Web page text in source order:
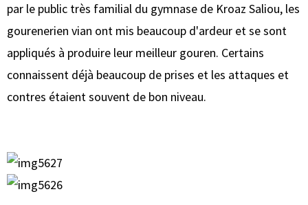
par le public très familial du gymnase de Kroaz Saliou, les
gourenerien vian ont mis beaucoup d'ardeur et se sont
appliqués à produire leur meilleur gouren. Certains
connaissent déjà beaucoup de prises et les attaques et
contres étaient souvent de bon niveau.